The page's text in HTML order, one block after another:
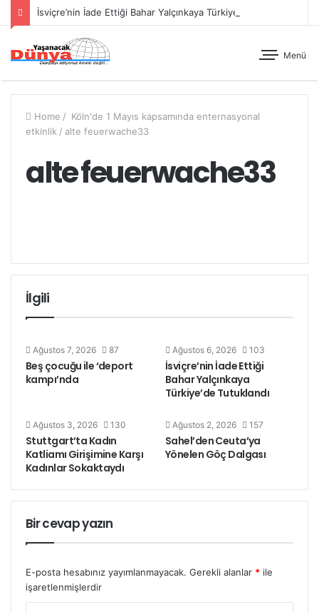
Menü
Home / Köln'de 1 Mayıs kapsamında enternasyonal
etkinlik / alte feuerwache33
alte feuerwache33
İlgili
Ağustos 7, 2026 87
Beş çocuğu ile ‘deport
kampı’nda
Ağustos 6, 2026 103
İsviçre’nin İade Ettiği
Bahar Yalçınkaya
Türkiye’de Tutuklandı
Ağustos 3, 2026 130
Stuttgart’ta Kadın
Katliamı Girişimine Karşı
Kadınlar Sokaktaydı
Ağustos 2, 2026 157
Sahel’den Ceuta’ya
Yönelen Göç Dalgası
Bir cevap yazın
E-posta hesabınız yayımlanmayacak. Gerekli alanlar * ile
işaretlenmişlerdir